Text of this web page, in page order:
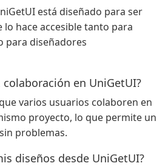
está diseñado para ser
lo hace accesible tanto para
para diseñadores
en UniGetUI?
varios usuarios colaboren en
proyecto, lo que permite un
problemas.
diseños desde UniGetUI?